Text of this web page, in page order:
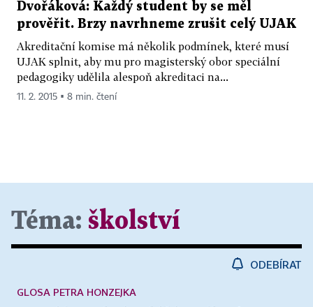
Dvořáková: Každý student by se měl
prověřit. Brzy navrhneme zrušit celý UJAK
Akreditační komise má několik podmínek, které musí
UJAK splnit, aby mu pro magisterský obor speciální
pedagogiky udělila alespoň akreditaci na...
11. 2. 2015 ▪ 8 min. čtení
Téma: školství
ODEBÍRAT
GLOSA PETRA HONZEJKA